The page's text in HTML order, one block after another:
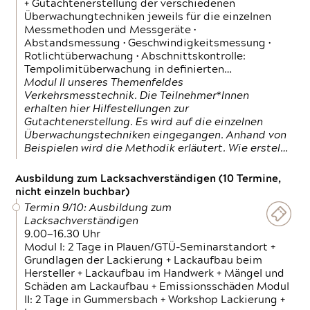
+ Gutachtenerstellung der verschiedenen
Überwachungtechniken jeweils für die einzelnen
Messmethoden und Messgeräte •
Abstandsmessung • Geschwindigkeitsmessung •
Rotlichtüberwachung • Abschnittskontrolle:
Tempolimitüberwachung in definierten…
Modul II unseres Themenfeldes
Verkehrsmesstechnik. Die Teilnehmer*Innen
erhalten hier Hilfestellungen zur
Gutachtenerstellung. Es wird auf die einzelnen
Überwachungstechniken eingegangen. Anhand von
Beispielen wird die Methodik erläutert. Wie erstel…
Ausbildung zum Lacksachverständigen (10 Termine,
nicht einzeln buchbar)
Termin 9/10: Ausbildung zum
Lacksachverständigen
9.00—16.30 Uhr
Modul I: 2 Tage in Plauen/GTÜ-Seminarstandort +
Grundlagen der Lackierung + Lackaufbau beim
Hersteller + Lackaufbau im Handwerk + Mängel und
Schäden am Lackaufbau + Emissionsschäden Modul
II: 2 Tage in Gummersbach + Workshop Lackierung +